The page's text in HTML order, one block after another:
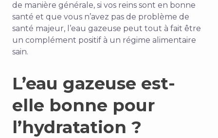
de manière générale, si vos reins sont en bonne
santé et que vous n’avez pas de problème de
santé majeur, l’eau gazeuse peut tout à fait être
un complément positif à un régime alimentaire
sain.
L’eau gazeuse est-
elle bonne pour
l’hydratation ?